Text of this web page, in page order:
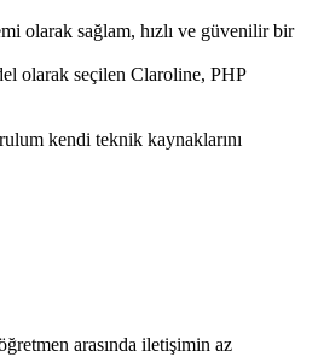
olarak sağlam, hızlı ve güvenilir bir
olarak seçilen Claroline, PHP
kendi teknik kaynaklarını
arasında iletişimin az